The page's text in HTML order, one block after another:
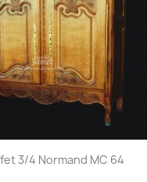
3/4 Normand MC 64